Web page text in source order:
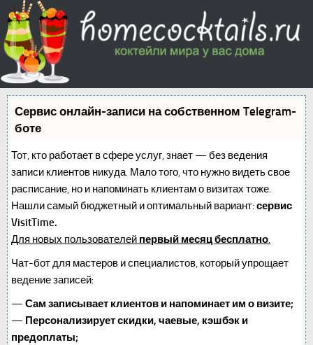
Сервис онлайн-записи на собственном Telegram-
боте
Тот, кто работает в сфере услуг, знает — без ведения
записи клиентов никуда. Мало того, что нужно видеть свое
расписание, но и напоминать клиентам о визитах тоже.
Нашли самый бюджетный и оптимальный вариант: сервис
VisitTime.
Для новых пользователей первый месяц бесплатно.
Чат-бот для мастеров и специалистов, который упрощает
ведение записей:
— Сам записывает клиентов и напоминает им о визите;
— Персонализирует скидки, чаевые, кэшбэк и
предоплаты;